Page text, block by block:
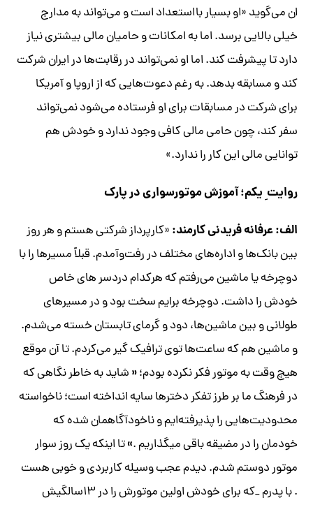
ان می‌گوید «او بسیار بااستعداد است و می‌تواند به مدارج
خیلی بالایی ‌برسد. اما به امکانات و حامیان مالی بیشتری نیاز
دارد تا پیشرفت کند. اما او نمی‌تواند در رقابت‌ها در ایران شرکت
کند و مسابقه بدهد. به رغم دعوت‌هایی که از اروپا و آمریکا
برای شرکت در مسابقات برای او فرستاده می‌شود نمی‌تواند
سفر کند، چون حامی مالی کافی وجود ندارد و خودش هم
توانایی مالی این کار را ندارد.»
روایت ِ یکم؛ آموزش موتورسواری در پارک
الف: عرفانه فریدنی کارمند:«کارپرداز شرکتی هستم و هر روز
بین بانک‌ها و اداره‌های مختلف در رفت‌وآمدم. قبلاً مسیر‌ها را با
دوچرخه یا ماشین می‌رفتم که هرکدام دردسر های خاص
خودش را داشت. دوچرخه برایم سخت بود و در مسیرهای
طولانی و بین ماشین‌ها، دود و گرمای تابستان خسته می‌شدم.
و ماشین هم که ساعت‌ها توی ترافیک گیر می‌کردم. تا آن موقع
هیچ وقت به موتور فکر نکرده بودم؛«شاید به خاطر نگاهی که
در فرهنگ ما بر طرز تفکر دخترها سایه انداخته است؛ ناخواسته
محدودیت‌هایی را پذیرفته‌ایم و ناخودآگاه­مان شده که
خودمان را در مضیقه باقی می­گذاریم .»تا اینکه یک روز سوار
موتور دوستم شدم. دیدم عجب وسیله کاربردی و خوبی هست
. با پدرم _که برای خودش اولین موتورش را در ۱۳سالگیش